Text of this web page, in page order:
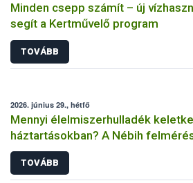
Minden csepp számít – új
segít a Kertművelő program
TOVÁBB
2026. június 29., hétfő
Mennyi élelmiszerhulladék
háztartásokban? A Nébih
TOVÁBB